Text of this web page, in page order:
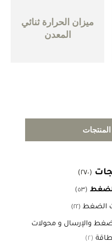
ميزان الحرارة ثنائي
المعدن
(٢٧٠)
(٥٣)
الضغط (٢٢)
والإرسال و محولات
(٢)